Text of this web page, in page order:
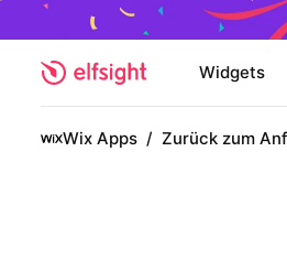
Widgets
Wix Apps / Zurück zum